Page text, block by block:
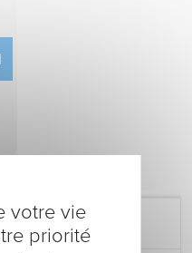
votre vie
priorité